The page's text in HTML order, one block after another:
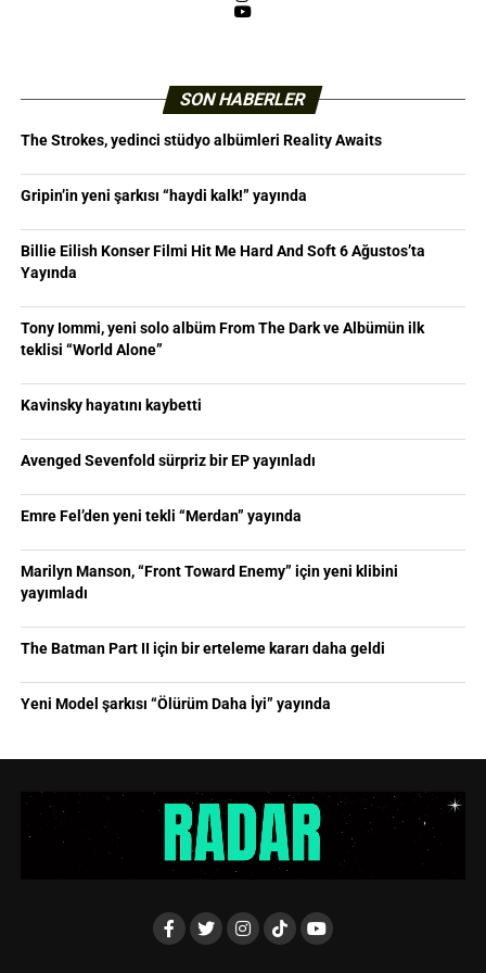
YouTube
SON HABERLER
The Strokes, yedinci stüdyo albümleri Reality Awaits
Gripin’in yeni şarkısı “haydi kalk!” yayında
Billie Eilish Konser Filmi Hit Me Hard And Soft 6 Ağustos’ta
Yayında
Tony Iommi, yeni solo albüm From The Dark ve Albümün ilk
teklisi “World Alone”
Kavinsky hayatını kaybetti
Avenged Sevenfold sürpriz bir EP yayınladı
Emre Fel’den yeni tekli “Merdan” yayında
Marilyn Manson, “Front Toward Enemy” için yeni klibini
yayımladı
The Batman Part II için bir erteleme kararı daha geldi
Yeni Model şarkısı “Ölürüm Daha İyi” yayında